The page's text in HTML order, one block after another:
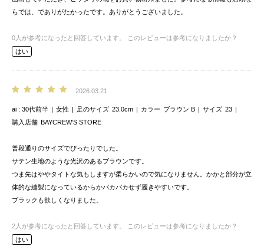
らでは、でありがたかったです。ありがとうございました。
0 人が参考になったと回答しています。
このレビューは参考になりましたか？
はい
2026.03.21
ai 30代前半 女性 足のサイズ 23.0cm カラー ブラウン B サイズ 23
購入店舗 BAYCREW’S STORE
普段通りのサイズでぴったりでした。
サテン生地のような光沢のあるブラウンです。
つま先はややタイトな気もしますが柔らかいので気になりません。かかと部分が立
体的な縫製になっているからかパカパカせず履きやすいです。
ブラックも欲しくなりました。
2 人が参考になったと回答しています。
このレビューは参考になりましたか？
はい